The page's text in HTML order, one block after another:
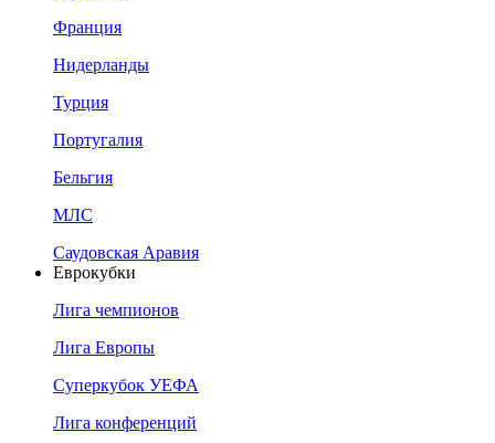
Франция
Нидерланды
Турция
Португалия
Бельгия
МЛС
Саудовская Аравия
Еврокубки
Лига чемпионов
Лига Европы
Суперкубок УЕФА
Лига конференций